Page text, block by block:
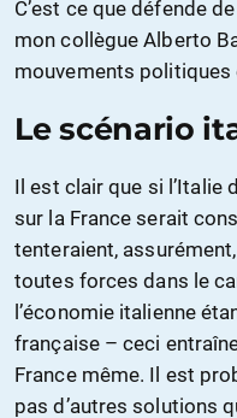
C’est ce que défende
mon collègue Alberto
mouvements politiques
Le scénario
Il est clair que si l’Italie
sur la France serait
tenteraient,
toutes forces dans le
l’économie italienne
française – ceci
France même. Il est
pas d’autres solutions